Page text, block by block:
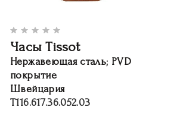
Часы Tissot
Нержавеющая сталь; PVD
покрытие
Швейцария
T116.617.36.052.03